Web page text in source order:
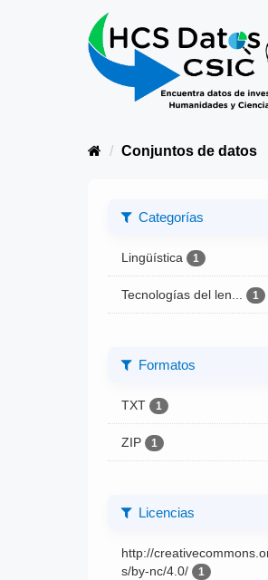
Conjuntos de datos
Categorías
Lingüística 1
Tecnologías del len... 1
Formatos
TXT 1
ZIP 1
Licencias
http://
s/by-nc/4.0/
1